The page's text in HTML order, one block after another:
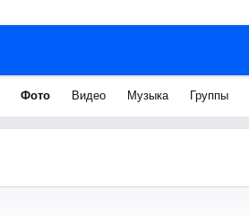
Фото Видео Музыка Группы